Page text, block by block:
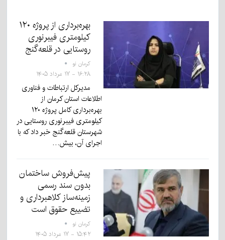
بهره‌برداری از پروژه ۱۲۰
کیلومتری فیبرنوری
روستایی در قلعه‌گنج
کرمان نو
۱۶:۲۸ - ۱۷ مرداد ۱۴۰۵
مدیرکل ارتباطات و فناوری
اطلاعات استان کرمان از
بهره‌برداری کامل پروژه ۱۲۰
کیلومتری فیبرنوری روستایی در
شهرستان قلعه‌گنج خبر داد که با
اجرای آن، بیش…
پیش‌فروش ساختمان
بدون سند رسمی
زمینه‌ساز کلاهبرداری و
تضییع حقوق است
کرمان نو
۱۵:۴۲ - ۱۷ مرداد ۱۴۰۵